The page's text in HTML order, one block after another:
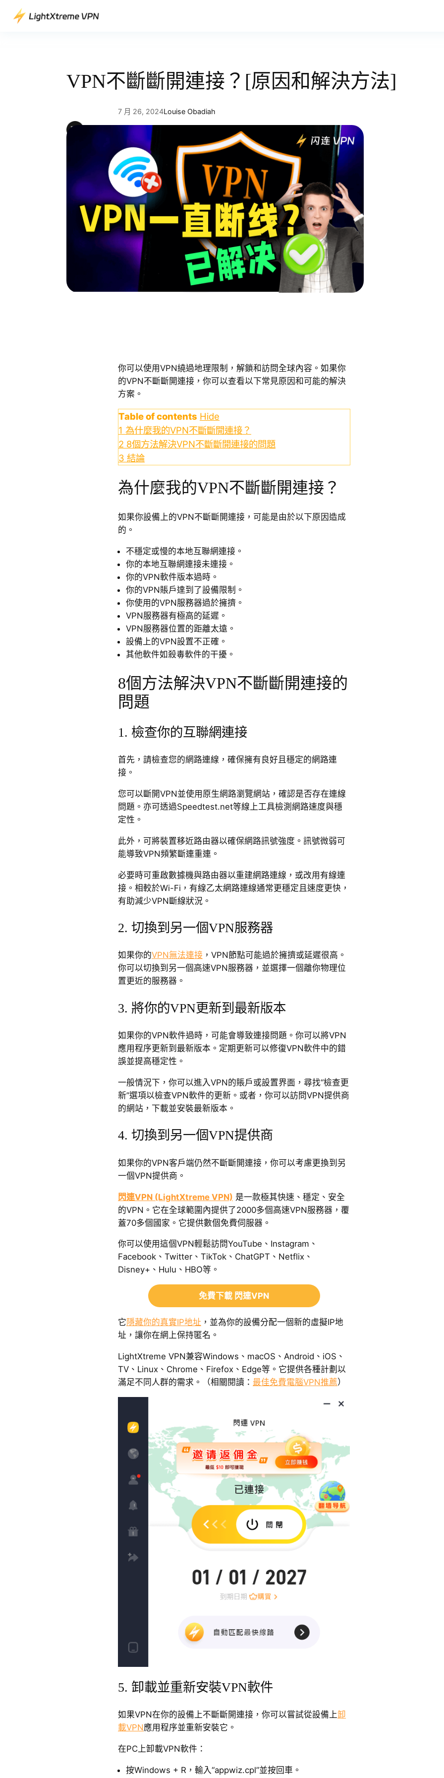
VPN不斷斷開連接？[原因和解決方法]
7 月 26, 2024Louise Obadiah
你可以使用VPN繞過地理限制，解鎖和訪問全球內容。如果你
的VPN不斷斷開連接，你可以查看以下常見原因和可能的解決
方案。
Table of contents Hide
1 為什麼我的VPN不斷斷開連接？
2 8個方法解決VPN不斷斷開連接的問題
3 結論
為什麼我的VPN不斷斷開連接？
如果你設備上的VPN不斷斷開連接，可能是由於以下原因造成
的。
不穩定或慢的本地互聯網連接。
你的本地互聯網連接未連接。
你的VPN軟件版本過時。
你的VPN賬戶達到了設備限制。
你使用的VPN服務器過於擁擠。
VPN服務器有極高的延遲。
VPN服務器位置的距離太遠。
設備上的VPN設置不正確。
其他軟件如殺毒軟件的干擾。
8個方法解決VPN不斷斷開連接的
問題
1. 檢查你的互聯網連接
首先，請檢查您的網路連線，確保擁有良好且穩定的網路連
接。
您可以斷開VPN並使用原生網路瀏覽網站，確認是否存在連線
問題。亦可透過Speedtest.net等線上工具檢測網路速度與穩
定性。
此外，可將裝置移近路由器以確保網路訊號強度。訊號微弱可
能導致VPN頻繁斷連重連。
必要時可重啟數據機與路由器以重建網路連線，或改用有線連
接。相較於Wi-Fi，有線乙太網路連線通常更穩定且速度更快，
有助減少VPN斷線狀況。
2. 切換到另一個VPN服務器
如果你的VPN無法連接 ，VPN節點可能過於擁擠或延遲很高。
你可以切換到另一個高速VPN服務器，並選擇一個離你物理位
置更近的服務器。
3. 將你的VPN更新到最新版本
如果你的VPN軟件過時，可能會導致連接問題。你可以將VPN
應用程序更新到最新版本。定期更新可以修復VPN軟件中的錯
誤並提高穩定性。
一般情況下，你可以進入VPN的賬戶或設置界面，尋找“檢查更
新”選項以檢查VPN軟件的更新。或者，你可以訪問VPN提供商
的網站，下載並安裝最新版本。
4. 切換到另一個VPN提供商
如果你的VPN客戶端仍然不斷斷開連接，你可以考慮更換到另
一個VPN提供商。
閃連VPN (LightXtreme VPN) 是一款極其快速、穩定、安全
的VPN。它在全球範圍內提供了2000多個高速VPN服務器，覆
蓋70多個國家。它提供數個免費伺服器。
你可以使用這個VPN輕鬆訪問YouTube、Instagram、
Facebook、Twitter、TikTok、ChatGPT、Netflix、
Disney+、Hulu、HBO等。
免費下載 閃連VPN
它隱藏你的真實IP地址 ，並為你的設備分配一個新的虛擬IP地
址，讓你在網上保持匿名。
LightXtreme VPN兼容Windows、macOS、Android、iOS、
TV、Linux、Chrome、Firefox、Edge等。它提供各種計劃以
滿足不同人群的需求。（相關閱讀： 最佳免費電腦VPN推薦）
5. 卸載並重新安裝VPN軟件
如果VPN在你的設備上不斷斷開連接，你可以嘗試從設備上卸
載VPN應用程序並重新安裝它。
在PC上卸載VPN軟件：
按Windows + R，輸入“appwiz.cpl”並按回車。